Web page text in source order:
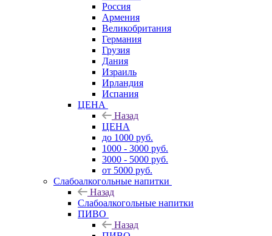
Россия
Армения
Великобритания
Германия
Грузия
Дания
Израиль
Ирландия
Испания
ЦЕНА
Назад
ЦЕНА
до 1000 руб.
1000 - 3000 руб.
3000 - 5000 руб.
от 5000 руб.
Слабоалкогольные напитки
Назад
Слабоалкогольные напитки
ПИВО
Назад